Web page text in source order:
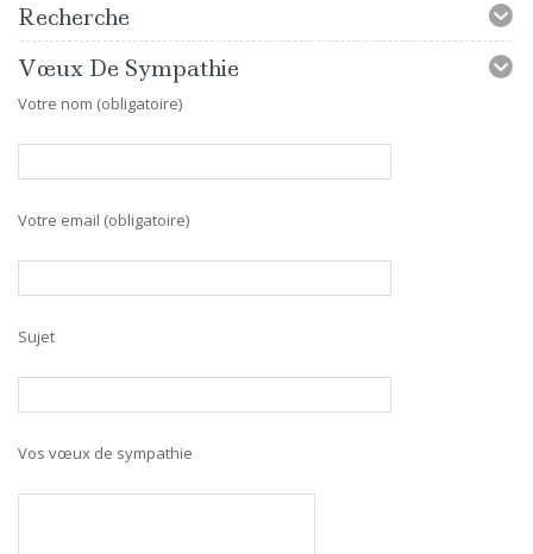
Recherche
Vœux De Sympathie
Votre nom (obligatoire)
Votre email (obligatoire)
Sujet
Vos vœux de sympathie